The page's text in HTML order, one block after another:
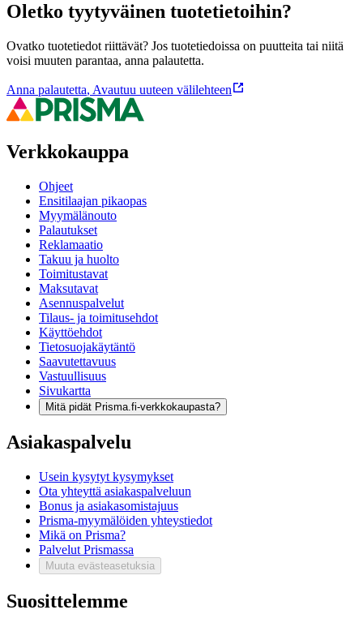
Oletko tyytyväinen tuotetietoihin?
Ovatko tuotetiedot riittävät? Jos tuotetiedoissa on puutteita tai niitä
voisi muuten parantaa, anna palautetta.
Anna palautetta, Avautuu uuteen välilehteen
Verkkokauppa
Ohjeet
Ensitilaajan pikaopas
Myymälänouto
Palautukset
Reklamaatio
Takuu ja huolto
Toimitustavat
Maksutavat
Asennuspalvelut
Tilaus- ja toimitusehdot
Käyttöehdot
Tietosuojakäytäntö
Saavutettavuus
Vastuullisuus
Sivukartta
Mitä pidät Prisma.fi-verkkokaupasta?
Asiakaspalvelu
Usein kysytyt kysymykset
Ota yhteyttä asiakaspalveluun
Bonus ja asiakasomistajuus
Prisma-myymälöiden yhteystiedot
Mikä on Prisma?
Palvelut Prismassa
Muuta evästeasetuksia
Suosittelemme